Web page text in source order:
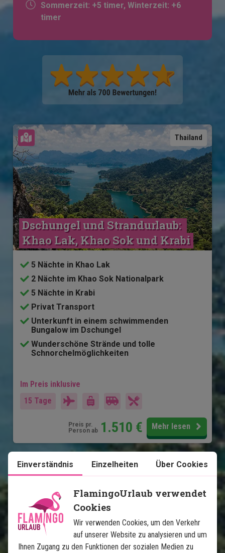
Sommerzeit: +5 timer, Winterzeit: +6
timer
Thailand
Karte ansehen
Dschungel und Strandurlaub:
Khao Lak, Khao Sok und Krabi
5 Nächte in Khao Lak
2 Nächte im Khao Sok Nationalpark
5 Nächte in Krabi
Privat Transport
Unterkunft in einem schwimmenden
Bungalow im Dschungel
Wunderschöne Strände und tolle
Schnorchelmöglichkeiten
Im Preis inklusive
15 Tage
Preis pr.
Person ab 1.510 € Mehr lesen
Einverständnis Einzelheiten Über Cookies
FlamingoUrlaub verwendet
Cookies
Wir verwenden Cookies, um den Verkehr
auf unserer Website zu analysieren und um
Ihnen Zugang zu den Funktionen der sozialen Medien zu